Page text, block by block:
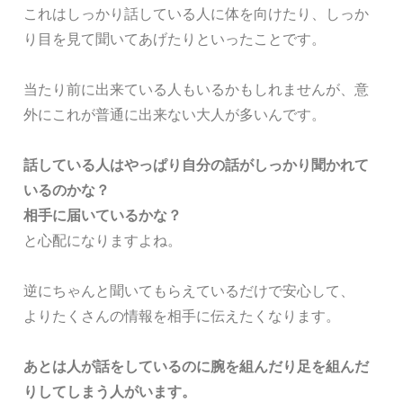
これはしっかり話している人に体を向けたり、しっか
り目を見て聞いてあげたりといったことです。
当たり前に出来ている人もいるかもしれませんが、意
外にこれが普通に出来ない大人が多いんです。
話している人はやっぱり自分の話がしっかり聞かれて
いるのかな？
相手に届いているかな？
と心配になりますよね。
逆にちゃんと聞いてもらえているだけで安心して、
よりたくさんの情報を相手に伝えたくなります。
あとは人が話をしているのに腕を組んだり足を組んだ
りしてしまう人がいます。